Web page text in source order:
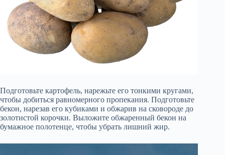
Подготовьте картофель, нарежьте его тонкими кругами,
чтобы добиться равномерного пропекания. Подготовьте
бекон, нарезав его кубиками и обжарив на сковороде до
золотистой корочки. Выложите обжаренный бекон на
бумажное полотенце, чтобы убрать лишний жир.